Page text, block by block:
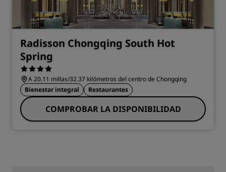
Radisson Chongqing South Hot
Spring
A 20.11 millas/32.37 kilómetros del centro de Chongqing
Bienestar integral
Restaurantes
COMPROBAR LA DISPONIBILIDAD